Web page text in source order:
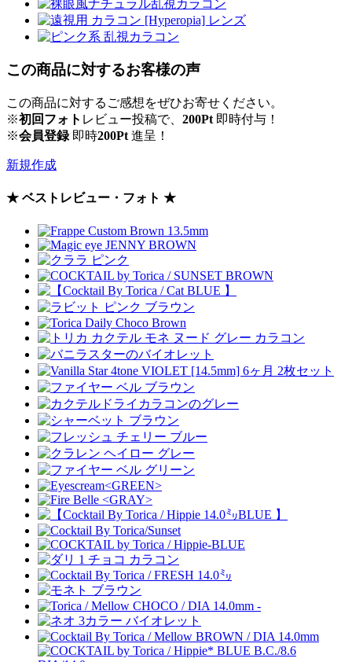
この商品に対するお客様の声
この商品に対するご感想をぜひお寄せください。
※初回フォト レビュー投稿で、 200Pt 即時付与！
※会員登録即時200Pt 進呈！
新規作成
★ ベストレビュー・フォト ★